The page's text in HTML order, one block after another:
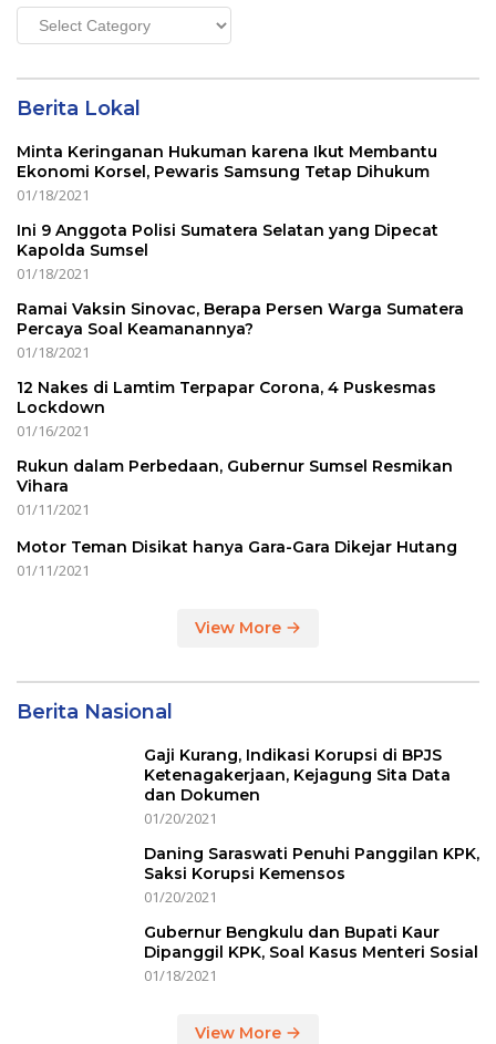
Main
Menu
Berita Lokal
Minta Keringanan Hukuman karena Ikut Membantu
Ekonomi Korsel, Pewaris Samsung Tetap Dihukum
01/18/2021
Ini 9 Anggota Polisi Sumatera Selatan yang Dipecat
Kapolda Sumsel
01/18/2021
Ramai Vaksin Sinovac, Berapa Persen Warga Sumatera
Percaya Soal Keamanannya?
01/18/2021
12 Nakes di Lamtim Terpapar Corona, 4 Puskesmas
Lockdown
01/16/2021
Rukun dalam Perbedaan, Gubernur Sumsel Resmikan
Vihara
01/11/2021
Motor Teman Disikat hanya Gara-Gara Dikejar Hutang
01/11/2021
View More
Berita Nasional
Gaji Kurang, Indikasi Korupsi di BPJS
Ketenagakerjaan, Kejagung Sita Data
dan Dokumen
01/20/2021
Daning Saraswati Penuhi Panggilan KPK,
Saksi Korupsi Kemensos
01/20/2021
Gubernur Bengkulu dan Bupati Kaur
Dipanggil KPK, Soal Kasus Menteri Sosial
01/18/2021
View More